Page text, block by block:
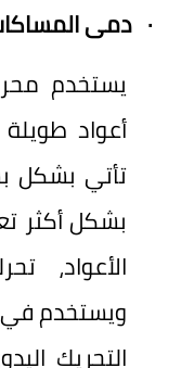
· دمى
يستخدم
أعواد
تأتي بشكل
بشكل أكثر
الأعواد،
ويستخدم في
التحريك